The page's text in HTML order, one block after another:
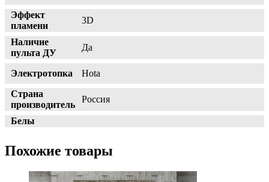
Эффект
пламени
3D
Наличие
пульта ДУ
Да
Электротопка
Hota
Страна
производитель
Россия
Белы
Похожие товары